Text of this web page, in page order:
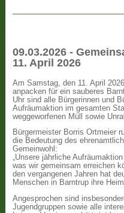
09.03.2026 -
11. April 2026
Am Samstag, den 11. April
anpacken für ein sauberes
Uhr sind alle Bürgerinnen und
Aufräumaktion im gesamten
weggeworfenen Müll sowie
Bürgermeister Borris Ortmeier
die Bedeutung des
Gemeinwohl:
„Unsere jährliche
was wir gemeinsam erreichen
den vergangenen Jahren hat
Menschen in Barntrup ihre
Angesprochen sind
Jugendgruppen sowie alle